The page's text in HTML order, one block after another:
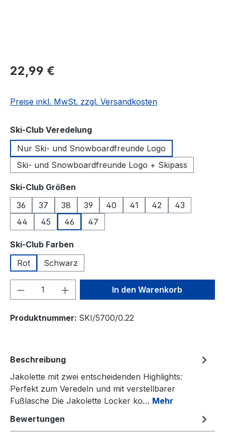
Regulärer Preis:
22,99 €
Preise inkl. MwSt. zzgl. Versandkosten
Ski-Club Veredelungauswählen
Nur Ski- und Snowboardfreunde Logo
Ski- und Snowboardfreunde Logo + Skipass
Ski-Club Größen
36
37 38 39 40 41 42
43
44
45 46 47
Ski-Club Farben
Rot
Schwarz
Produkt Anzahl: Gib denIn den Warenkorb
Produktnummer: SKI/5700/0.22
Beschreibung
Jakolette mit zwei entscheidenden Highlights:
Perfekt zum Veredeln und mit verstellbarer
Fußlasche Die Jakolette Locker ko… Mehr
Bewertungen